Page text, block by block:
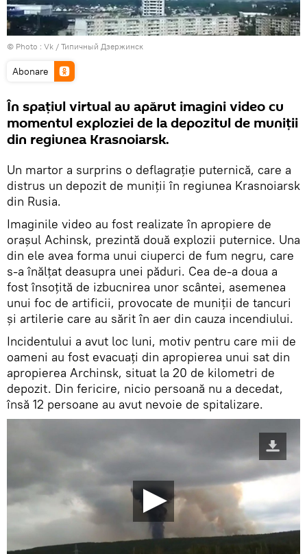
© Photo : Vk / Типичный Дзержинск
Abonare
În spațiul virtual au apărut imagini video cu
momentul exploziei de la depozitul de muniții
din regiunea Krasnoiarsk.
Un martor a surprins o deflagrație puternică, care a
distrus un depozit de muniții în regiunea Krasnoiarsk
din Rusia.
Imaginile video au fost realizate în apropiere de
orașul Achinsk, prezintă două explozii puternice. Una
din ele avea forma unui ciuperci de fum negru, care
s-a înălțat deasupra unei păduri. Cea de-a doua a
fost însoțită de izbucnirea unor scântei, asemenea
unui foc de artificii, provocate de muniții de tancuri
și artilerie care au sărit în aer din cauza incendiului.
Incidentului a avut loc luni, motiv pentru care mii de
oameni au fost evacuați din apropierea unui sat din
apropierea Archinsk, situat la 20 de kilometri de
depozit. Din fericire, nicio persoană nu a decedat,
însă 12 persoane au avut nevoie de spitalizare.